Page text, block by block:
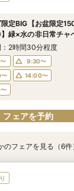
ト
12:00〜
15:00〜
フェアを予約
フェア
12:00〜
14:00〜
フェアを予約
談会
13:00〜
フェアを予約
作ドレス試着×130万
12:00〜
14:00〜
フェアを予約
見積相談
12:00〜
14:00〜
フェアを予約
定BIG【お盆限定
緑×水の非日常チャ
2時間30分程度
9:30〜
14:00〜
フェアを予約
定【ドレスにこだ
験＆全館見学相談会
定【家族で挙式＆
プラン紹介フェア
定【挙式も披露宴
ごすペット婚相談会
定【初めての見学
×特選和牛試食
定【おもてなし重
体験！憧れアートチ
定【短時間でもOK
！最新事例×見積相談
のフェアを見る（6件